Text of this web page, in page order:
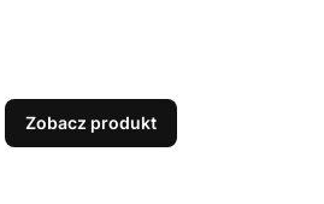
Zobacz produkt